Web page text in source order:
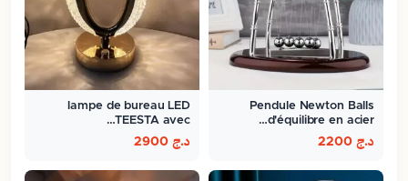
Pendule Newton Balls
d'équilibre en acier…
د.ج
lampe de bureau LED
TEESTA avec…
د.ج